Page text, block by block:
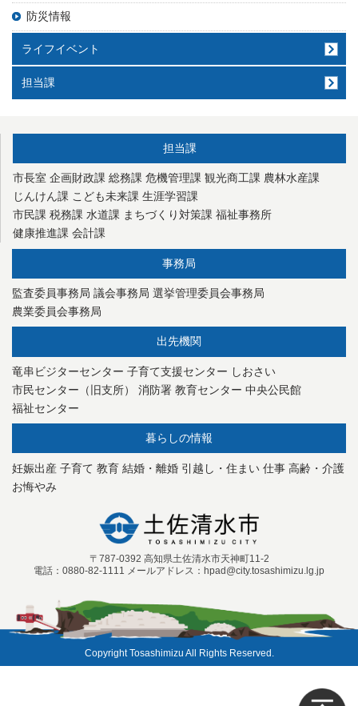
防災情報
ライフイベント
担当課
担当課
市長室 企画財政課 総務課 危機管理課 観光商工課 農林水産課
じんけん課 こども未来課 生涯学習課
市民課 税務課 水道課 まちづくり対策課 福祉事務所
健康推進課 会計課
事務局
監査委員事務局 議会事務局 選挙管理委員会事務局
農業委員会事務局
出先機関
竜串ビジターセンター 子育て支援センター しおさい
市民センター（旧支所）
消防署 教育センター 中央公民館
福祉センター
暮らしの情報
妊娠出産 子育て 教育 結婚・離婚 引越し・住まい 仕事 高齢・介護
お悔やみ
〒787-0392 高知県土佐清水市天神町11-2
電話：0880-82-1111 メールアドレス：hpad@city.tosashimizu.lg.jp
Copyright Tosashimizu All Rights Reserved.